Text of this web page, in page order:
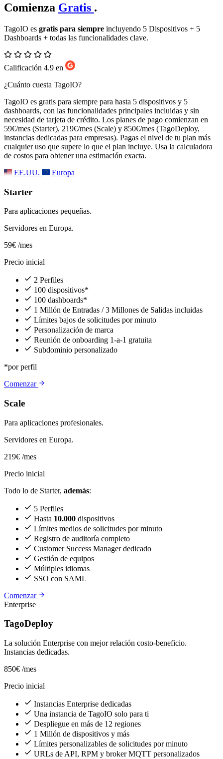
Comienza Gratis .
TagoIO es gratis para siempre incluyendo 5 Dispositivos + 5
Dashboards + todas las funcionalidades clave.
Calificación 4.9 en
¿Cuánto cuesta TagoIO?
TagoIO es gratis para siempre para hasta 5 dispositivos y 5
dashboards, con las funcionalidades principales incluidas y sin
necesidad de tarjeta de crédito. Los planes de pago comienzan en
59€/mes (Starter), 219€/mes (Scale) y 850€/mes (TagoDeploy,
instancias dedicadas para empresas). Pagas el nivel de tu plan más
cualquier uso que supere lo que el plan incluye. Usa la calculadora
de costos para obtener una estimación exacta.
EE.UU.
Europa
Starter
Para aplicaciones pequeñas.
Servidores en Europa.
59€ /mes
Precio inicial
2 Perfiles
100 dispositivos*
100 dashboards*
1 Millón de Entradas / 3 Millones de Salidas incluidas
Límites bajos de solicitudes por minuto
Personalización de marca
Reunión de onboarding 1-a-1 gratuita
Subdominio personalizado
*por perfil
Comenzar
Scale
Para aplicaciones profesionales.
Servidores en Europa.
219€ /mes
Precio inicial
Todo lo de Starter, además:
5 Perfiles
Hasta 10.000 dispositivos
Límites medios de solicitudes por minuto
Registro de auditoría completo
Customer Success Manager dedicado
Gestión de equipos
Múltiples idiomas
SSO con SAML
Comenzar
Enterprise
TagoDeploy
La solución Enterprise con mejor relación costo-beneficio.
Instancias dedicadas.
850€ /mes
Precio inicial
Instancias Enterprise dedicadas
Una instancia de TagoIO solo para ti
Despliegue en más de 12 regiones
1 Millón de dispositivos y más
Límites personalizables de solicitudes por minuto
URLs de API, RPM y broker MQTT personalizados